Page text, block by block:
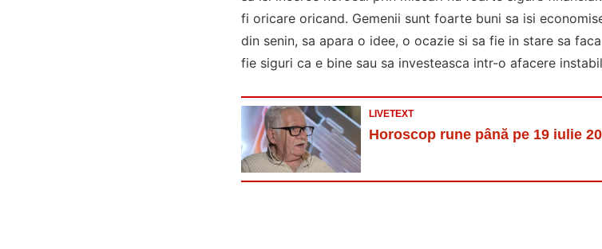
fi oricare oricand. Gemenii sunt foarte buni sa isi
din senin, sa apara o idee, o ocazie si sa fie in stare sa
fie siguri ca e bine sau sa investeasca intr-o afacere
LIVETEXT
Horoscop rune până pe 19 iulie